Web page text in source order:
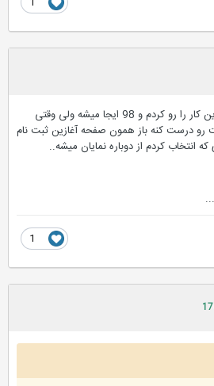
سلام ...ببینین دوستان من این کار را رو کردم و 98 ایجا میشه ولی وقتی
رو درست کنه باز همون صفحه آغازین ثبت نام
کردم از دوباره نمایان میشه..